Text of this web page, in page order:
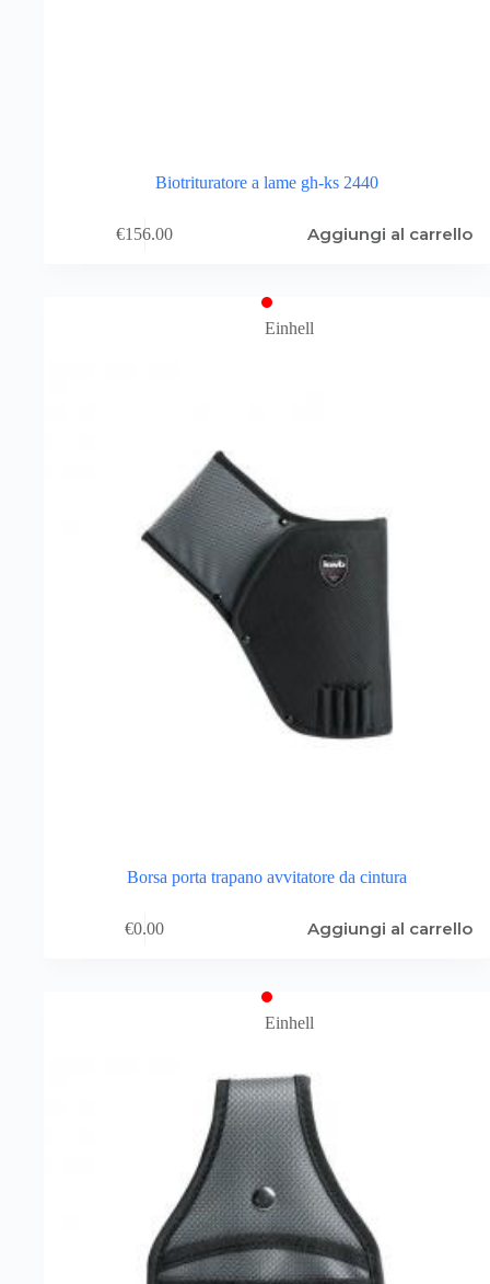
Biotrituratore a lame gh-ks 2440
€156.00 Aggiungi al carrello
Einhell
Borsa porta trapano avvitatore da cintura
€0.00 Aggiungi al carrello
Einhell